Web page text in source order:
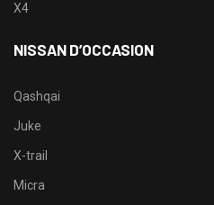
X4
NISSAN D’OCCASION
Qashqai
Juke
X-trail
Micra